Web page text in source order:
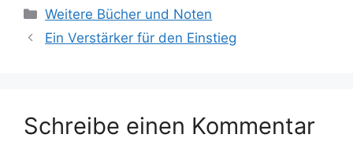
Kategorien
Weitere Bücher und Noten
Ein Verstärker für den Einstieg
Schreibe einen Kommentar